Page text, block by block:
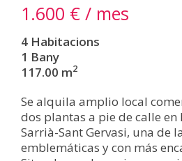
1.600 € / mes
4 Habitacions
1 Bany
117.00 m2
Se alquila amplio local
dos plantas a pie de calle en
Sarrià-Sant Gervasi, una de
emblemáticas y con más